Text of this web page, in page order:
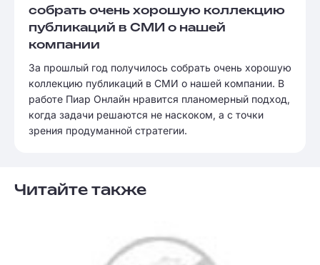
собрать очень хорошую коллекцию
публикаций в СМИ о нашей
компании
За прошлый год получилось собрать очень хорошую
коллекцию публикаций в СМИ о нашей компании. В
работе Пиар Онлайн нравится планомерный подход,
когда задачи решаются не наскоком, а с точки
зрения продуманной стратегии.
Читайте также